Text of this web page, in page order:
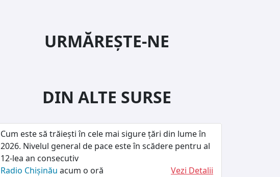
URMĂREȘTE-NE
DIN ALTE SURSE
Cum este să trăiești în cele mai sigure țări din lume în
2026. Nivelul general de pace este în scădere pentru al
12-lea an consecutiv
Radio Chișinău acum o oră
Vezi Detalii